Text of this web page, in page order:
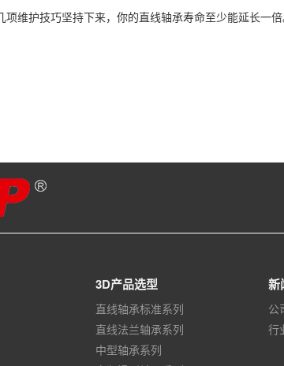
项维护技巧坚持下来，你的直线轴承寿命至少能延长一倍
3D产品选型
直线轴承标准系列
直线法兰轴承系列
中型轴承系列
新
公
行